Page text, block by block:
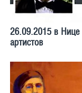
26.09.2015 в Нице
артистов